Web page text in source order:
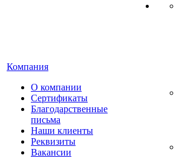
Компания
О компании
Сертификаты
Благодарственные
письма
Наши клиенты
Реквизиты
Вакансии